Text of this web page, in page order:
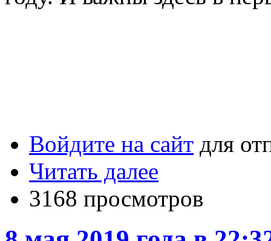
Войдите на сайт для
Читать далее
3168 просмотров